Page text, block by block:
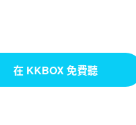
在 KKBOX 免費聽